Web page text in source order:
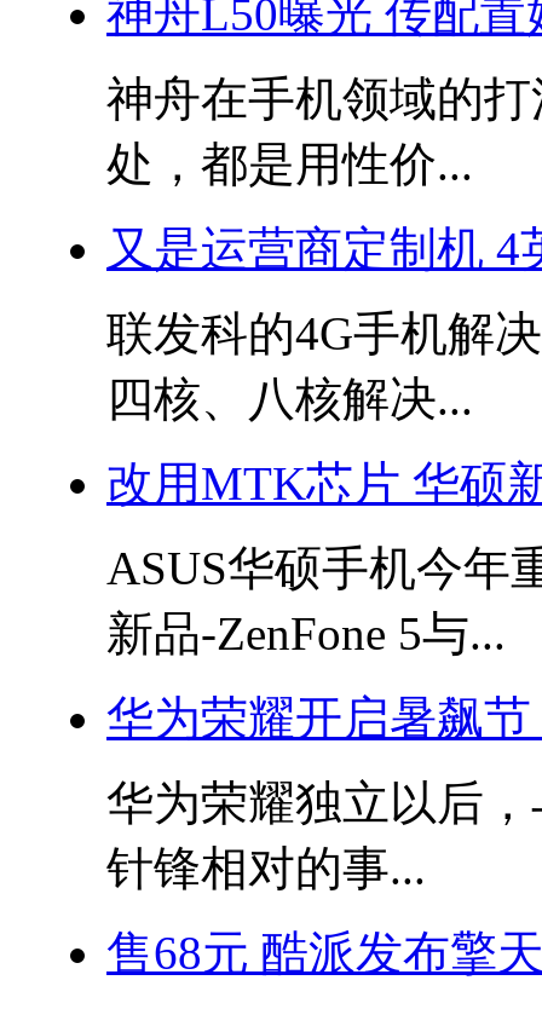
神舟L50曝光 传配置
神舟在手机领域的
处，都是用性价...
又是运营商定制机 4
联发科的4G手机解
四核、八核解决...
改用MTK芯片 华硕
ASUS华硕手机今年
新品-ZenFone 5与...
华为荣耀开启暑飙
华为荣耀独立以后
针锋相对的事...
售68元 酷派发布擎